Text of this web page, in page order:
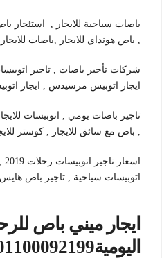
باصات سياحية للايجار , استئجار
, باص هونداي للايجار ,باصات
شركات تأجير باصات , تاجير
ايجار اتوبيس مرسيدس , ايجار اتوبيس
تاجير باصات يومي , اتوبيسات
, باص مع سائق للايجار , كوستر
اتوبيسات سياحية , تاجير باص
ايجار ميني باص
اليومية01100092199